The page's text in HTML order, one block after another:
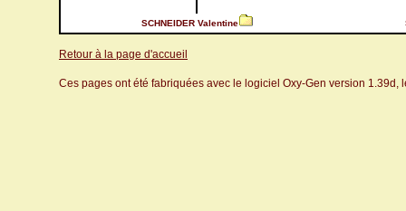
SCHNEIDER Valentine
Retour à la page d'accueil
Ces pages ont été fabriquées avec le logiciel Oxy-Gen version 1.39d,